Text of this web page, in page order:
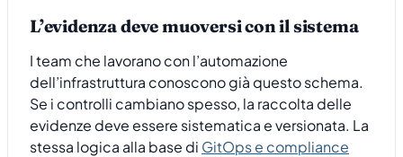
L’evidenza deve muoversi con il sistema
I team che lavorano con l’automazione
dell’infrastruttura conoscono già questo schema.
Se i controlli cambiano spesso, la raccolta delle
evidenze deve essere sistematica e versionata. La
stessa logica alla base di GitOps e compliance